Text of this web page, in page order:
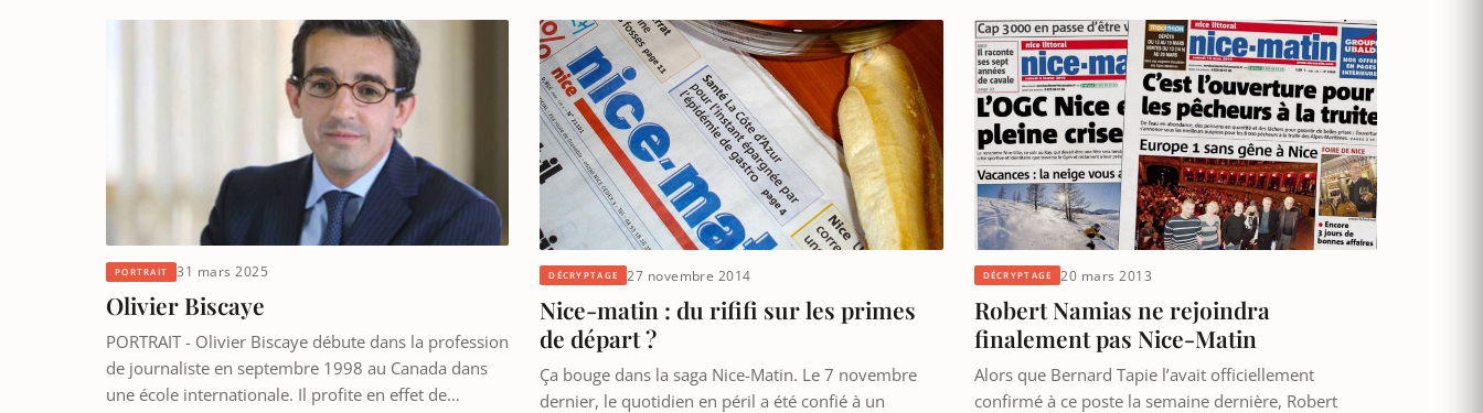
PORTRAIT 31 mars 2025
Olivier Biscaye
PORTRAIT - Olivier Biscaye débute dans la profession
de journaliste en septembre 1998 au Canada dans
une école internationale. Il profite en effet de…
DÉCRYPTAGE 27 novembre 2014
Nice-matin : du rififi sur les primes
de départ ?
Ça bouge dans la saga Nice-Matin. Le 7 novembre
dernier, le quotidien en péril a été confié à un
DÉCRYPTAGE 20 mars 2013
Robert Namias ne rejoindra
finalement pas Nice-Matin
Alors que Bernard Tapie l’avait officiellement
confirmé à ce poste la semaine dernière, Robert